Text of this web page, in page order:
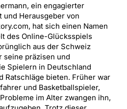
ein engagierter
und Herausgeber von
hat sich einen Namen
des Online-Glücksspiels
aus der Schweiz
seine präzisen und
Spielern in Deutschland
Ratschläge bieten. Früher war
und Basketballspieler,
im Alter zwangen ihn,